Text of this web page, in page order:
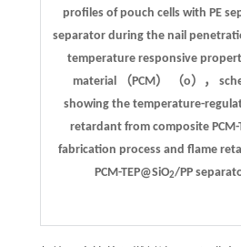
profiles of pouch cells with PE
separator during the nail
temperature responsive
material （PCM） （o），
showing the temperature-
retardant from composite PCM-
fabrication process and flame
PCM-TEP@SiO2/PP